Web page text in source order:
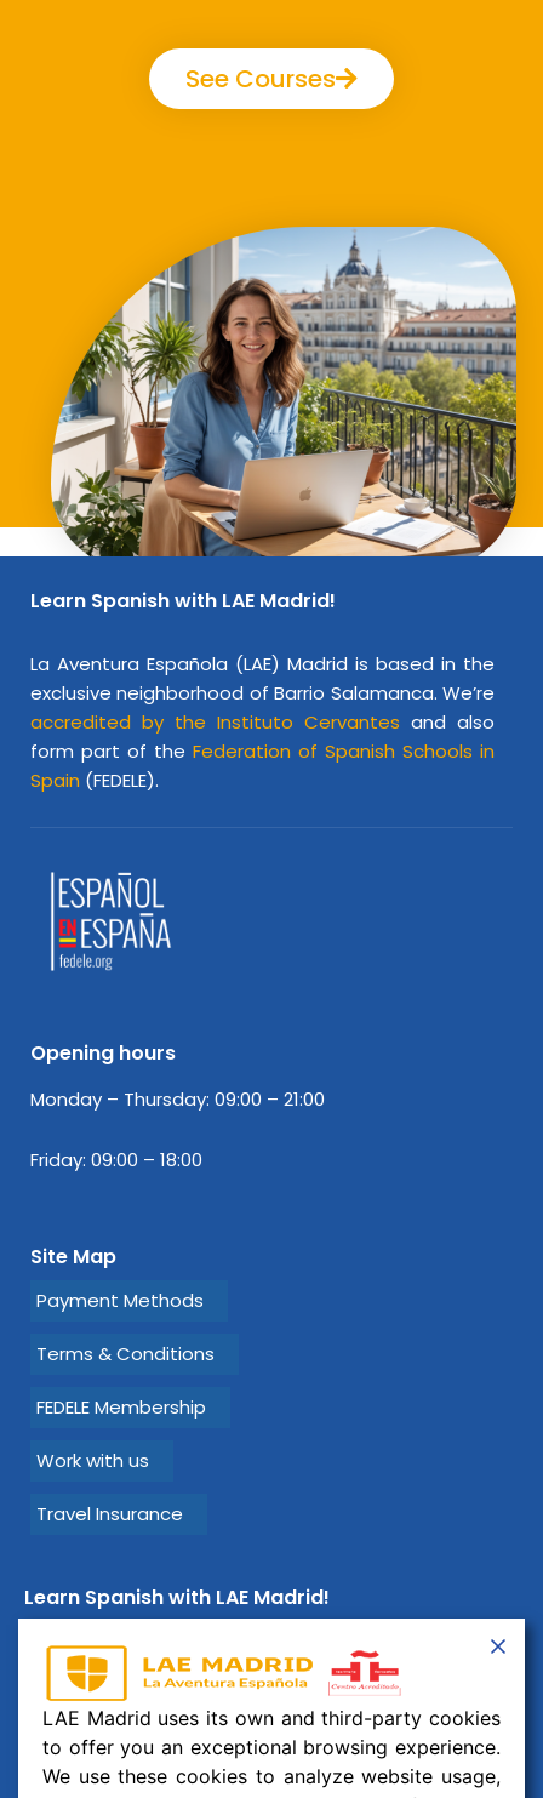
See Courses
Learn Spanish with LAE Madrid!
La Aventura Española (LAE) Madrid is based in the
exclusive neighborhood of Barrio Salamanca. We’re
accredited by the Instituto Cervantes and also
form part of the Federation of Spanish Schools in
Spain (FEDELE).
Opening hours
Monday – Thursday: 09:00 – 21:00
Friday: 09:00 – 18:00
Site Map
Payment Methods
Terms & Conditions
FEDELE Membership
Work with us
Travel Insurance
Learn Spanish with LAE Madrid!
Email:info@laemadrid.com
Phone: (+34) 912 19 69 91
Address:Calle Montesa 35, esc. izquierda, 2 izquierda.
28006 Madrid, España
LAE Madrid uses its own and third-party cookies
to offer you an exceptional browsing experience.
We use these cookies to analyze website usage,